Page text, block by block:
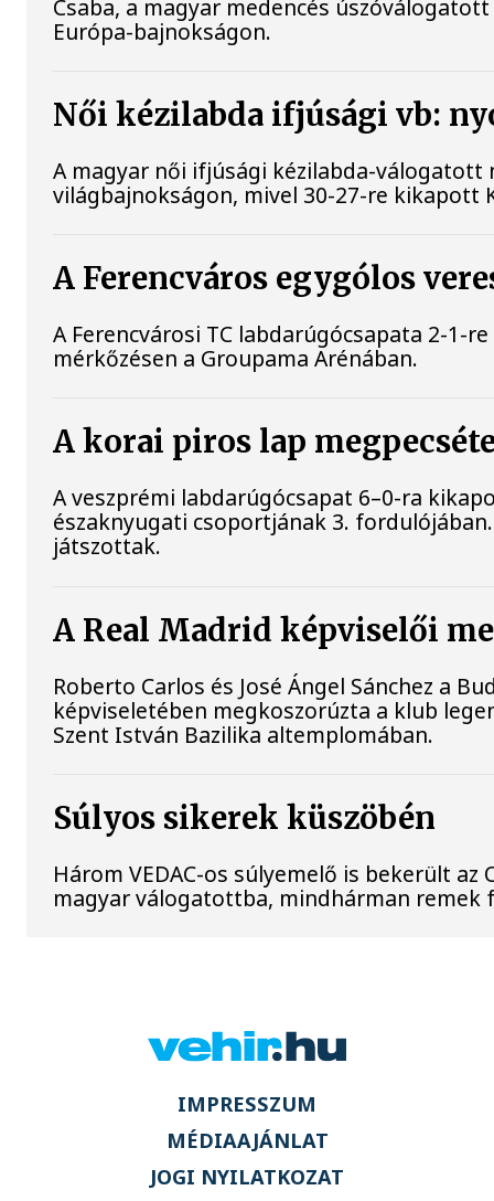
Csaba, a magyar medencés
Európa-bajnokságon.
Női kézilabda ifjúsági vb:
A magyar női ifjúsági kézilabda-
világbajnokságon, mivel 30-27-re kikapott
A Ferencváros egygólos
A Ferencvárosi TC labdarúgócsapata 2-1-
mérkőzésen a Groupama Arénában.
A korai piros lap
A veszprémi labdarúgócsapat 6–0-ra
északnyugati csoportjának 3.
játszottak.
A Real Madrid képviselői
Roberto Carlos és José Ángel Sánchez a
képviseletében megkoszorúzta a klub
Szent István Bazilika altemplomában.
Súlyos sikerek küszöbén
Három VEDAC-os súlyemelő is bekerült az
magyar válogatottba, mindhárman
IMPRESSZUM
MÉDIAAJÁNLAT
JOGI NYILATKOZAT